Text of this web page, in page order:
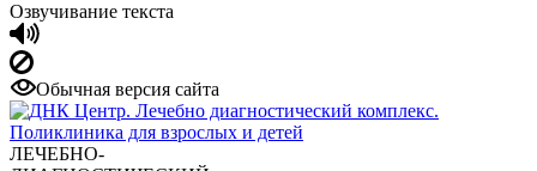
Озвучивание текста
Обычная версия сайта
ЛЕЧЕБНО-